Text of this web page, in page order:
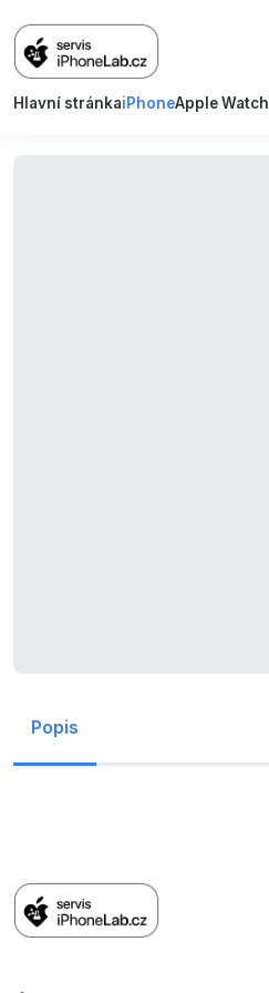
Hlavní stránkaiPhoneApple Watch
Popis